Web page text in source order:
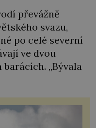
převážně
svazu,
po celé severní
ve dvou
„Bývala